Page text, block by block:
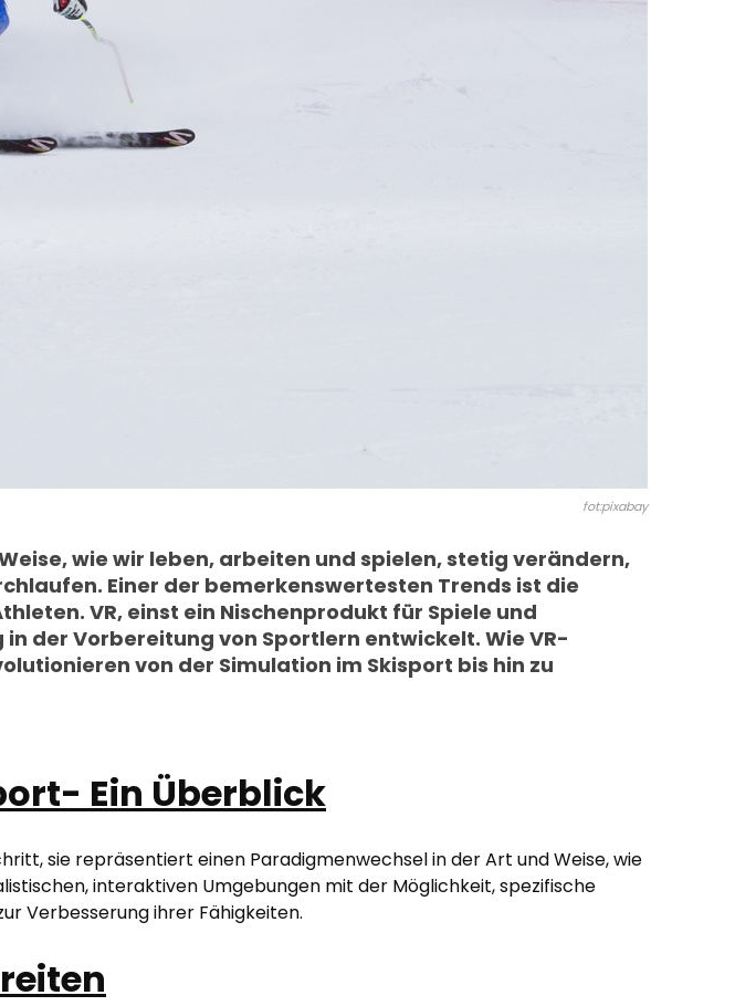
fot:pixabay
wie wir leben, arbeiten und spielen, stetig verändern,
Einer der bemerkenswertesten Trends ist die
VR, einst ein Nischenprodukt für Spiele und
der Vorbereitung von Sportlern entwickelt. Wie VR-
von der Simulation im Skisport bis hin zu
Ein Überblick
sie repräsentiert einen Paradigmenwechsel in der Art und Weise, wie
interaktiven Umgebungen mit der Möglichkeit, spezifische
Verbesserung ihrer Fähigkeiten.